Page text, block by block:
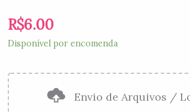
R$6.00
Disponível por encomenda
Envio de Arquivos /